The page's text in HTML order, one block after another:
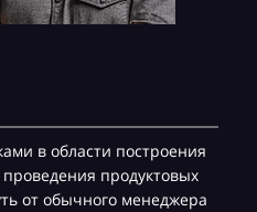
в области построения
продуктовых
от обычного менеджера